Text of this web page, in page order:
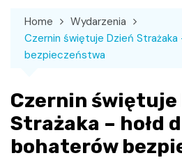
Home
Wydarzenia
Czernin świętuje Dzień
bezpieczeństwa
Czernin świętuje
Strażaka – hołd
bohaterów